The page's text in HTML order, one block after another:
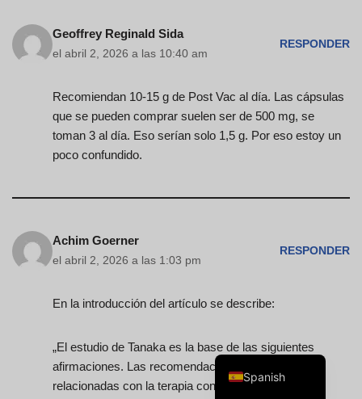
Geoffrey Reginald Sida
el abril 2, 2026 a las 10:40 am
RESPONDER
Recomiendan 10-15 g de Post Vac al día. Las cápsulas
que se pueden comprar suelen ser de 500 mg, se
toman 3 al día. Eso serían solo 1,5 g. Por eso estoy un
poco confundido.
Achim Goerner
el abril 2, 2026 a las 1:03 pm
RESPONDER
En la introducción del artículo se describe:
„El estudio de Tanaka es la base de las siguientes
afirmaciones. Las recomendaciones de dosificación
relacionadas con la terapia contra el cáncer se
Spanish
German
English
Swedish